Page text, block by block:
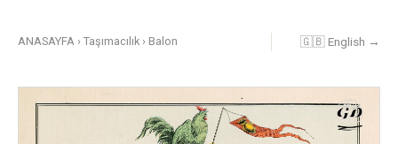
ANASAYFA › Taşımacılık › Balon 🇬🇧 English →